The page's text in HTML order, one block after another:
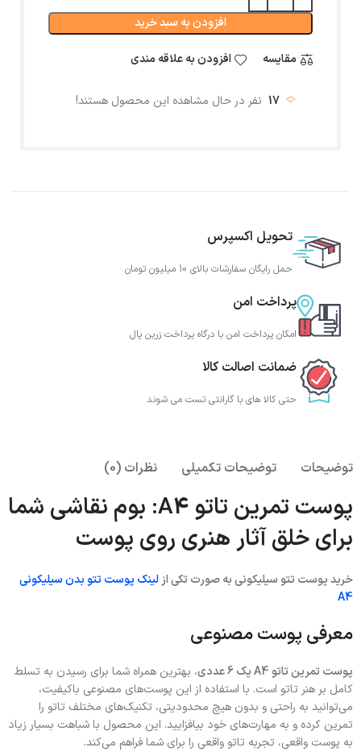
افزودن به سبد خرید
مقایسه افزودن به علاقه مندی
17 نفر در حال مشاهده این محصول هستند!
تحویل اکسپرس
حمل رایگان سفارشات بالای 10 میلیون تومان
پرداخت امن
امکان پرداخت امن با درگاه پرداخت زرین پال
ضمانت اصالت کالا
حتی کالا های با گارانتی تست می شوند
توضیحات توضیحات تکمیلی نظرات (0)
پوست تمرین تاتو A4: بوم نقاشی شما
برای خلق آثار هنری روی پوست
خرید پوست تتو سیلیکونی به صورت تکی از لینک پوست تتو بدن سیلیکونی
A4
معرفی پوست مصنوعی
پوست تمرین تاتو A4 پک 6 عددی
، بهترین همراه شما برای رسیدن به تسلط
کامل بر هنر تاتو است. با استفاده از این پوست‌های مصنوعی باکیفیت،
می‌توانید به راحتی و بدون هیچ محدودیتی، تکنیک‌های مختلف تاتو را
تمرین کرده و به مهارت‌های خود بیافزایید. این محصول با شباهت بسیار زیاد
به پوست واقعی، تجربه تاتو واقعی را برای شما فراهم می‌کند.